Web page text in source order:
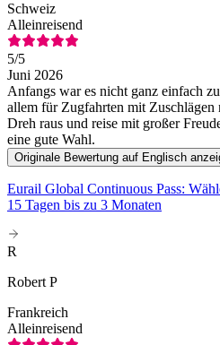
Schweiz
Alleinreisend
5/5
Juni 2026
Anfangs war es nicht ganz einfach
allem für Zugfahrten mit Zuschlägen
Dreh raus und reise mit großer
eine gute Wahl.
Originale Bewertung auf Englisch
Eurail Global Continuous Pass:
15 Tagen bis zu 3 Monaten
R
Robert P
Frankreich
Alleinreisend